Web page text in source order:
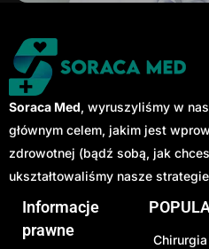
Soraca Med, wyruszyliśmy w
głównym celem, jakim jest
zdrowotnej (bądź sobą, jak
ukształtowaliśmy nasze
Informacje
prawne
Chirurgia